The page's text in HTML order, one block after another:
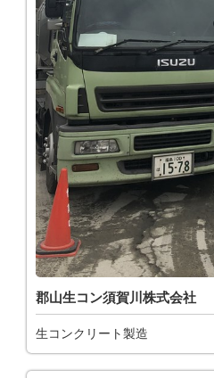
郡山生コン須賀川株式会社
生コンクリート製造